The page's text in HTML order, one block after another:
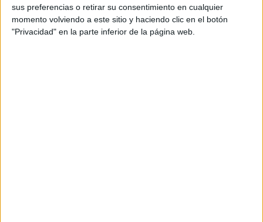
sus preferencias o retirar su consentimiento en cualquier
momento volviendo a este sitio y haciendo clic en el botón
"Privacidad" en la parte inferior de la página web.
Equipo de producción digital: Sergio Martínez,
Adrià Gil e Ignacio Amat